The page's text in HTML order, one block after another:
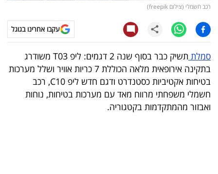
ויראלי
טלוויזיה
עסקי
ספורט
קריירה
ולימודים
רכב חשמלי (צילום freepik)
עקבו אחרינו בגוגל
סמלת
תשיק כבר בסוף שנה 2 דגמים: ליפ T03 משודרג
בתקינה אירופאית מלאה הכוללת 7 כריות אוויר ושלל מערכות
בטיחות אקטיביות כסטנדרט ודגם חדש ליפ C10, רכב
חשמלי משפחתי מרווח מאד עם מערכות בטיחות, נוחות
ואבזור מהמתקדמות בקטגוריה.